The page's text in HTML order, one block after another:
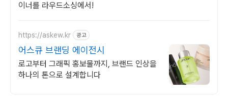
이너를 라우드소싱에서!
https://askew.kr 광고
어스큐 브랜딩 에이전시
로고부터 그래픽 홍보물까지, 브랜드 인상을
하나의 톤으로 설계합니다